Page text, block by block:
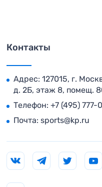
Контакты
Адрес: 127015, г.
д. 2Б, этаж 8, помещ.
Телефон: +7 (495) 777-
Почта: sports@kp.ru